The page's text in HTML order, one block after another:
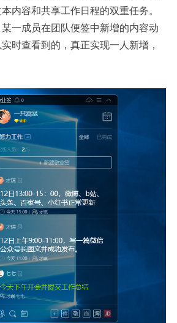
内容和共享工作日程的双重任务。
一成员在团队便签中新增的内容动
时查看到的，真正实现一人新增，